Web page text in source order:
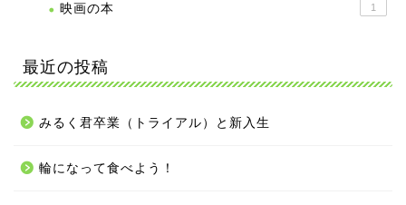
映画の本 1
最近の投稿
みるく君卒業（トライアル）と新入生
輪になって食べよう！